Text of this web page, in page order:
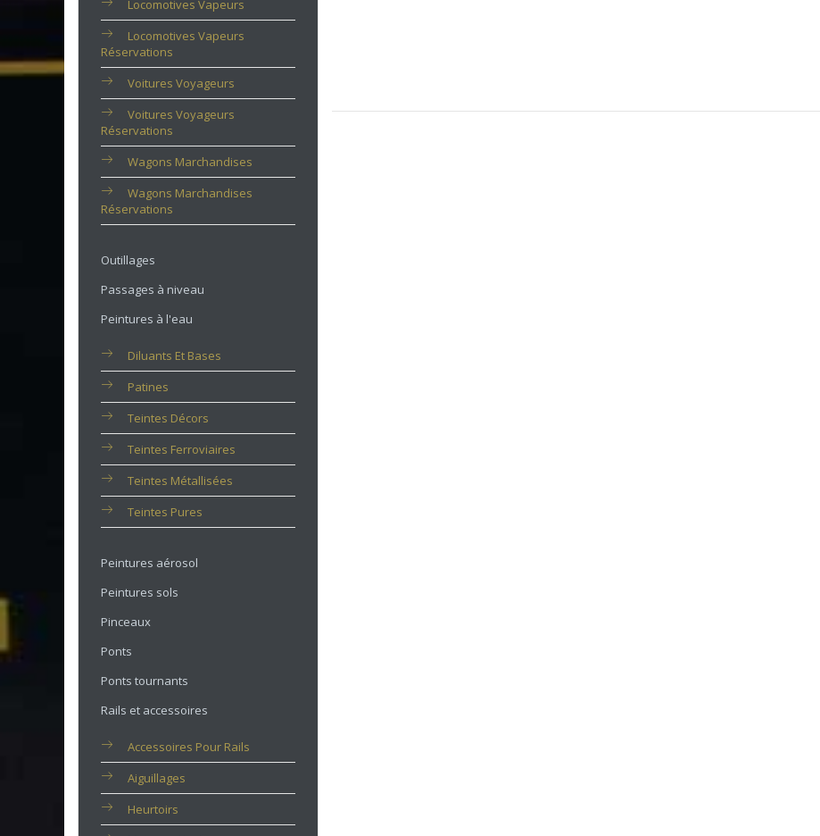
Locomotives Vapeurs
Locomotives Vapeurs
Réservations
Voitures Voyageurs
Voitures Voyageurs
Réservations
Wagons Marchandises
Wagons Marchandises
Réservations
Outillages
Passages à niveau
Peintures à l'eau
Diluants Et Bases
Patines
Teintes Décors
Teintes Ferroviaires
Teintes Métallisées
Teintes Pures
Peintures aérosol
Peintures sols
Pinceaux
Ponts
Ponts tournants
Rails et accessoires
Accessoires Pour Rails
Aiguillages
Heurtoirs